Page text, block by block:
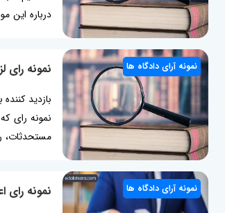
نمونه آرای دادگاه ها نمونه
بازدید
نمونه آرای دادگاه ها نمونه